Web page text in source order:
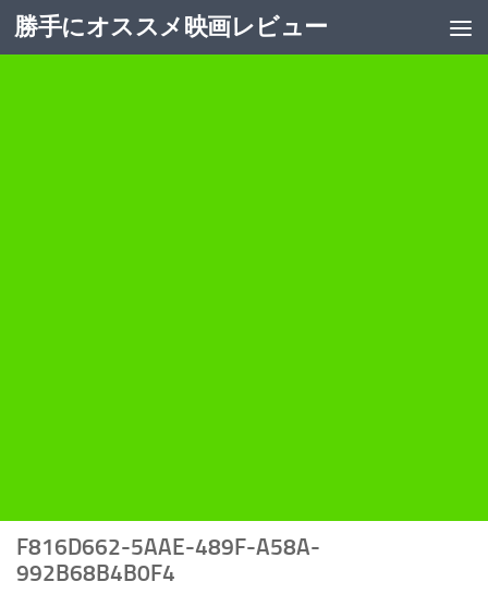
コンテンツへスキップ
勝手にオススメ映画レビュー
F816D662-5AAE-489F-A58A-
992B68B4B0F4